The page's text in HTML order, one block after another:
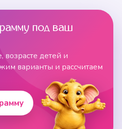
под ваш
возрасте детей и
варианты и рассчитаем